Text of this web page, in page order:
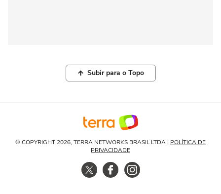
Subir para o Topo
© COPYRIGHT 2026, TERRA NETWORKS BRASIL LTDA | POLÍTICA DE
PRIVACIDADE